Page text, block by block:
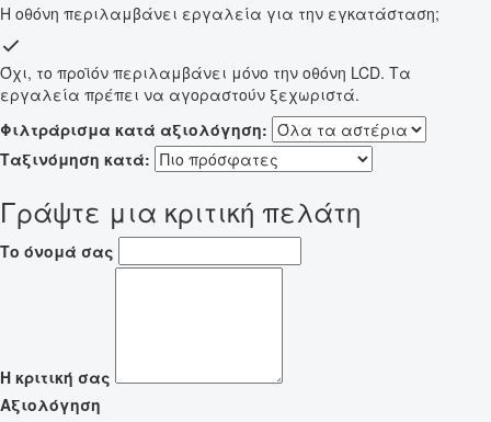
Η οθόνη περιλαμβάνει εργαλεία για την εγκατάσταση;
Όχι, το προϊόν περιλαμβάνει μόνο την οθόνη LCD. Τα
εργαλεία πρέπει να αγοραστούν ξεχωριστά.
Φιλτράρισμα κατά αξιολόγηση:
Ταξινόμηση κατά:
Γράψτε μια κριτική πελάτη
Το όνομά σας
Η κριτική σας
Αξιολόγηση